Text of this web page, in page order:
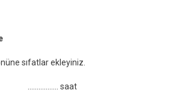
sıfatlar ekleyiniz.
…………….. saat